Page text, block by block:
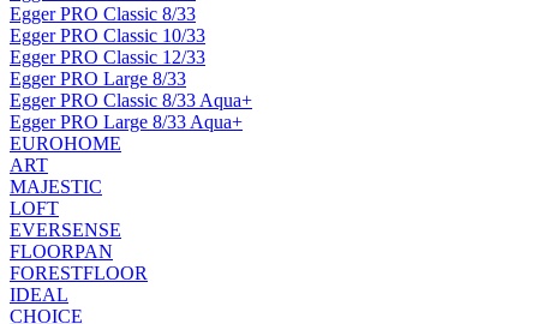
Egger PRO Classic 8/33
Egger PRO Classic 10/33
Egger PRO Classic 12/33
Egger PRO Large 8/33
Egger PRO Classic 8/33 Aqua+
Egger PRO Large 8/33 Aqua+
EUROHOME
ART
MAJESTIC
LOFT
EVERSENSE
FLOORPAN
FORESTFLOOR
IDEAL
CHOICE